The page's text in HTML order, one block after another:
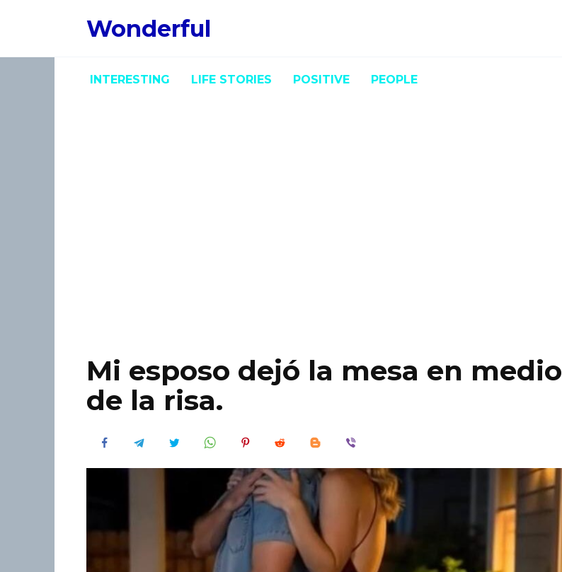
Wonderful
INTERESTING LIFE STORIES POSITIVE PEOPLE
Mi esposo dejó la mesa en medio
de la risa.